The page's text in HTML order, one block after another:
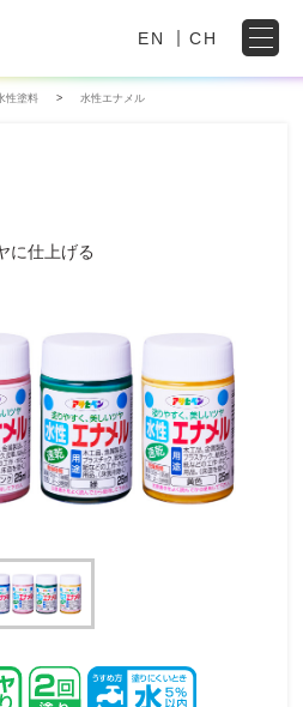
EN CH
性塗料 水性エナメル
に仕上げる